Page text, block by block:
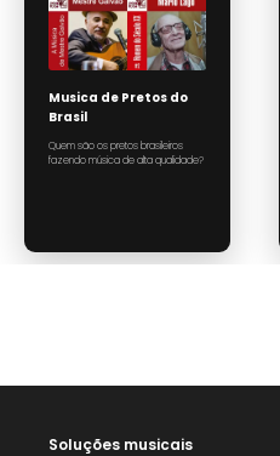
R$500,00
Carrinho
Musica de Pretos do
Brasil
Quem são os pretos brasileiros
fazendo música de alta qualidade?
Soluções musicais